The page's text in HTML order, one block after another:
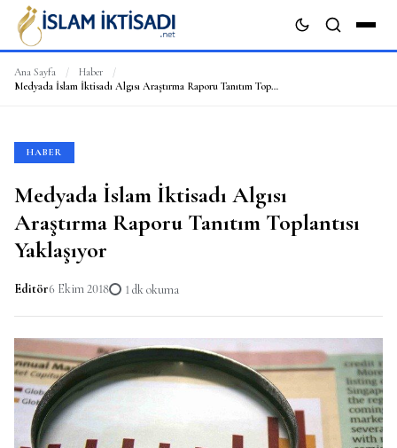
ARA
Ana Sayfa / Haber
/
Medyada İslam İktisadı Algısı Araştırma Raporu Tanıtım Toplantısı Yaklaşıyor
HABER
Medyada İslam İktisadı Algısı
Araştırma Raporu Tanıtım Toplantısı
Yaklaşıyor
Editör6 Ekim 2018 1 dk okuma